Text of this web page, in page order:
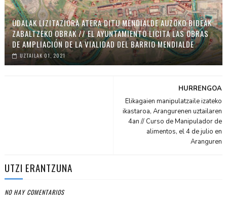
UDALAK LIZITAZIORA ATERA DITU MENDIALDE AUZOKO BIDEAK
ZABALTZEKO OBRAK // EL AYUNTAMIENTO LICITA LAS OBRAS
DE AMPLIACIÓN DE LA VIALIDAD DEL BARRIO MENDIALDE
UZTAILAK 01, 2021
HURRENGOA
Elikagaien manipulatzaile izateko
ikastaroa, Arangurenen uztailaren
4an // Curso de Manipulador de
alimentos, el 4 de julio en
Aranguren
UTZI ERANTZUNA
NO HAY COMENTARIOS